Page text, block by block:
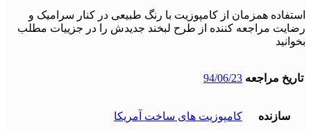
استفاده همزمان از کامپوزیت با رنگ طبیعی در کنار سرامیک و
رضایت مراجعه کننده از طرح لبخند جدیدش را در جزییات مطلب
بخوانید
تاریخ مراجعه 94/06/23
سازنده کامپوزیت های ساخت آمریکا